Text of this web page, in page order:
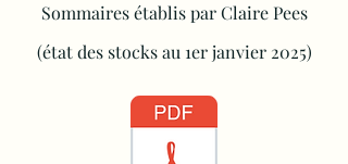
Sommaires établis par Claire Pees
(état des stocks au 1er janvier 2025)